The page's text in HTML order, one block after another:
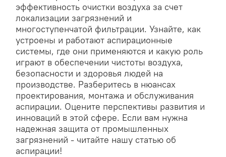
эффективность очистки воздуха за счет
локализации загрязнений и
многоступенчатой фильтрации. Узнайте, как
устроены и работают аспирационные
системы, где они применяются и какую роль
играют в обеспечении чистоты воздуха,
безопасности и здоровья людей на
производстве. Разберитесь в нюансах
проектирования, монтажа и обслуживания
аспирации. Оцените перспективы развития и
инноваций в этой сфере. Если вам нужна
надежная защита от промышленных
загрязнений - читайте нашу статью об
аспирации!